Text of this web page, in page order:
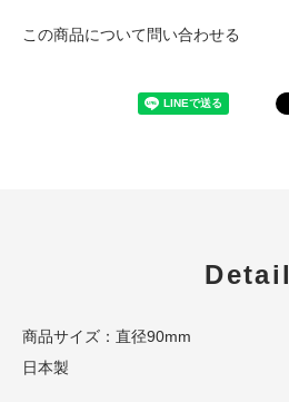
この商品について問い合わせる
Detail
商品サイズ：直径90mm
日本製